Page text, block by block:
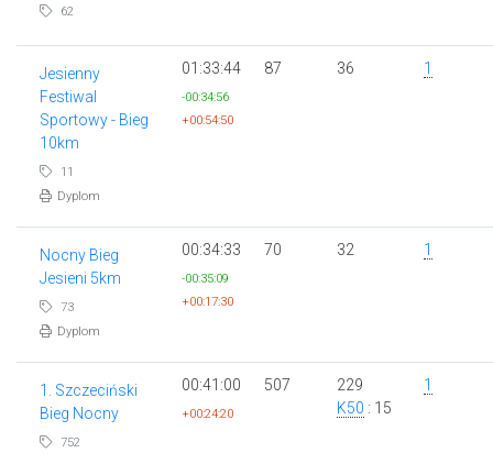
62
Jesienny
Festiwal
Sportowy - Bieg
10km
11
Dyplom
01:33:44
-00:34:56
+00:54:50
87 36 1
Nocny Bieg
Jesieni 5km
73
Dyplom
00:34:33
-00:35:09
+00:17:30
70 32 1
1. Szczeciński
Bieg Nocny
752
00:41:00
+00:24:20
507
229
K50 : 15
1